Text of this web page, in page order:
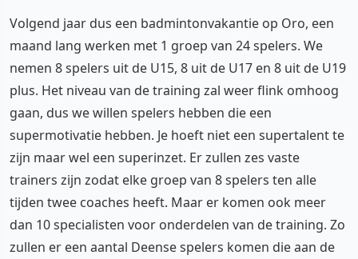
Volgend jaar dus een badmintonvakantie op Oro, een
maand lang werken met 1 groep van 24 spelers. We
nemen 8 spelers uit de U15, 8 uit de U17 en 8 uit de U19
plus. Het niveau van de training zal weer flink omhoog
gaan, dus we willen spelers hebben die een
supermotivatie hebben. Je hoeft niet een supertalent te
zijn maar wel een superinzet. Er zullen zes vaste
trainers zijn zodat elke groep van 8 spelers ten alle
tijden twee coaches heeft. Maar er komen ook meer
dan 10 specialisten voor onderdelen van de training. Zo
zullen er een aantal Deense spelers komen die aan de